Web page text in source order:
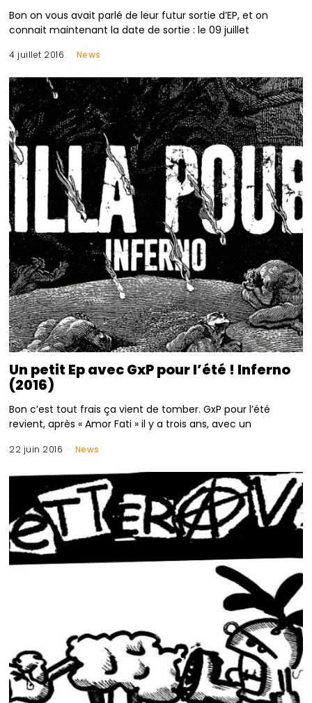
Bon on vous avait parlé de leur futur sortie d’EP, et on
connait maintenant la date de sortie : le 09 juillet
4 juillet 2016 News
Un petit Ep avec GxP pour l’été ! Inferno
(2016)
Bon c’est tout frais ça vient de tomber. GxP pour l’été
revient, après « Amor Fati » il y a trois ans, avec un
22 juin 2016 News